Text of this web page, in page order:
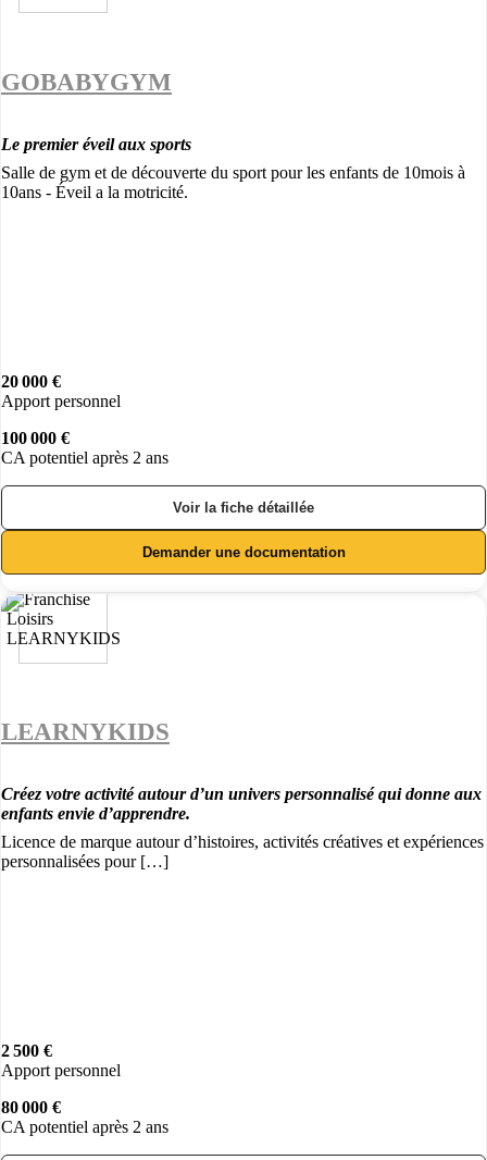
GOBABYGYM
Le premier éveil aux sports
Salle de gym et de découverte du sport pour les enfants de 10mois à
10ans - Éveil a la motricité.
20 000 €
Apport personnel
100 000 €
CA potentiel après 2 ans
Voir la fiche détaillée
Demander une documentation
LEARNYKIDS
Créez votre activité autour d’un univers personnalisé qui donne aux
enfants envie d’apprendre.
Licence de marque autour d’histoires, activités créatives et expériences
personnalisées pour […]
2 500 €
Apport personnel
80 000 €
CA potentiel après 2 ans